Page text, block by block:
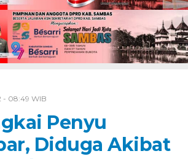
- 08:49 WIB
Penyu
Diduga Akibat